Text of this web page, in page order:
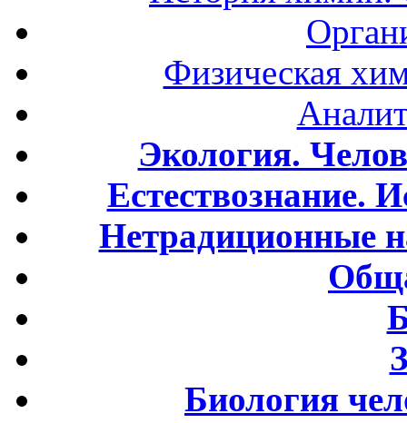
Физическая
Экология.
Естествознание.
Нетрадиционные
Биология